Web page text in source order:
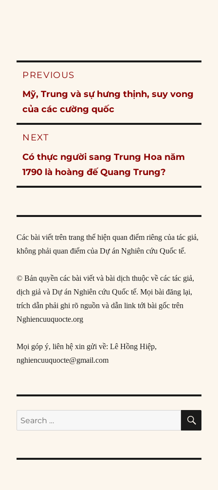
Post
PREVIOUS
Previous
post:
Mỹ, Trung và sự hưng thịnh, suy vong
của các cường quốc
NEXT
Next
post:
Có thực người sang Trung Hoa năm
1790 là hoàng đế Quang Trung?
Các bài viết trên trang thể hiện quan điểm riêng của tác giả,
không phải quan điểm của Dự án Nghiên cứu Quốc tế.
© Bản quyền các bài viết và bài dịch thuộc về các tác giả,
dịch giả và Dự án Nghiên cứu Quốc tế. Mọi bài đăng lại,
trích dẫn phải ghi rõ nguồn và dẫn link tới bài gốc trên
Nghiencuuquocte.org
Mọi góp ý, liên hệ xin gửi về: Lê Hồng Hiệp,
nghiencuuquocte@gmail.com
Search
for: